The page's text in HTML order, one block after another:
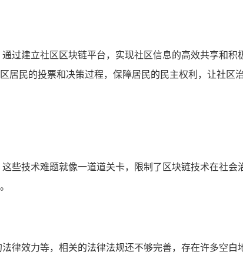
过建立社区区块链平台，实现社区信息的高效共享和积
民的投票和决策过程，保障居民的民主权利，让社区
些技术难题就像一道道关卡，限制了区块链技术在社
律效力等，相关的法律法规还不够完善，存在许多空白